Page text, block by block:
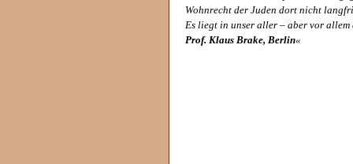
Wohnrecht der Juden dort nicht
Es liegt in unser aller – aber vor allem
Prof. Klaus Brake, Berlin«